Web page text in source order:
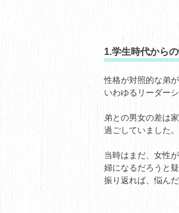
1.学生時代から
性格が対照的な弟
いわゆるリーダー
弟との男女の差は
過ごしていました。
当時はまだ、女性
婦になるだろうと
振り返れば、悩ん